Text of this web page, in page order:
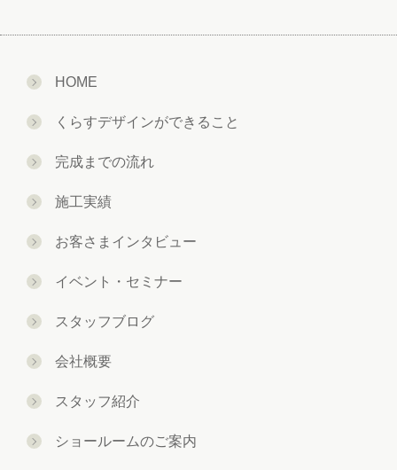
HOME
くらすデザインができること
完成までの流れ
施工実績
お客さまインタビュー
イベント・セミナー
スタッフブログ
会社概要
スタッフ紹介
ショールームのご案内